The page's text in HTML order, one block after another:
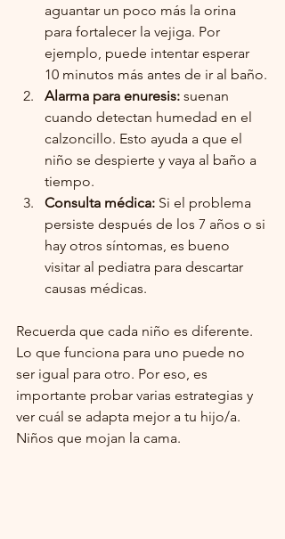
aguantar un poco más la orina
para fortalecer la vejiga. Por
ejemplo, puede intentar esperar
10 minutos más antes de ir al baño.
Alarma para enuresis: suenan
cuando detectan humedad en el
calzoncillo. Esto ayuda a que el
niño se despierte y vaya al baño a
tiempo.
Consulta médica: Si el problema
persiste después de los 7 años o si
hay otros síntomas, es bueno
visitar al pediatra para descartar
causas médicas.
Recuerda que cada niño es diferente.
Lo que funciona para uno puede no
ser igual para otro. Por eso, es
importante probar varias estrategias y
ver cuál se adapta mejor a tu hijo/a.
Niños que mojan la cama.